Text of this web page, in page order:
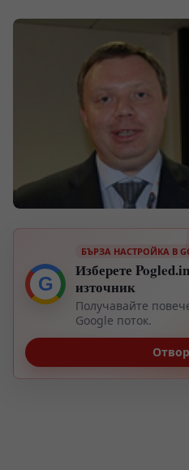
G
БЪРЗА НАСТРОЙКА В
Изберете
източник
Получавайте
Google поток.